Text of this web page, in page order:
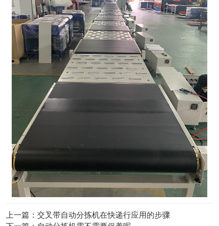
上一篇： 交叉带自动分拣机在快递行应用的步骤